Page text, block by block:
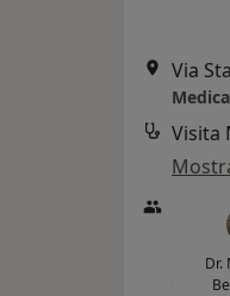
Via
Visita
Dr.